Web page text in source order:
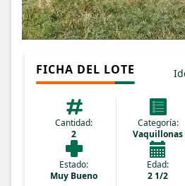
FICHA DEL LOTE
Cantidad:
2
Categoría:
Vaquillonas
Estado:
Muy Bueno
Edad:
2 1/2